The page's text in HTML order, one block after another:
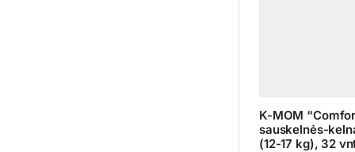
K-MOM
sauskelnės-
(12-17 kg), 32